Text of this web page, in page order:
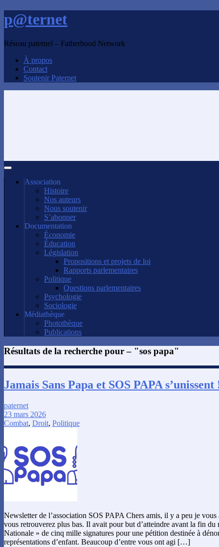
p@ternet
Réseau paternel – Fatherhood Network
À propos
Contact
Soutenir Paternet
Association
Histoire
Nos auteurs
Nous soutenir
S’abonner
Documentation
Économie
Éducation
Législation
Propositions et projets de loi
Rapports parlementaires
Politique
Questions parlementaires
Psychologie
Sociologie
Médiathèque
Photothèque
Publications
Résultats de la recherche pour – "sos papa"
Jamais Sans Papa et SOS PAPA s’unissent
paternet
23 mars 2026
Combat, Droit, Politique
Newsletter de l’association SOS PAPA Chers amis, il y a peu je vous
vous retrouverez plus bas. Il avait pour but d’atteindre avant la fin du
Nationale » de cinq mille signatures pour une pétition destinée à
représentations d’enfant. Beaucoup d’entre vous ont agi […]